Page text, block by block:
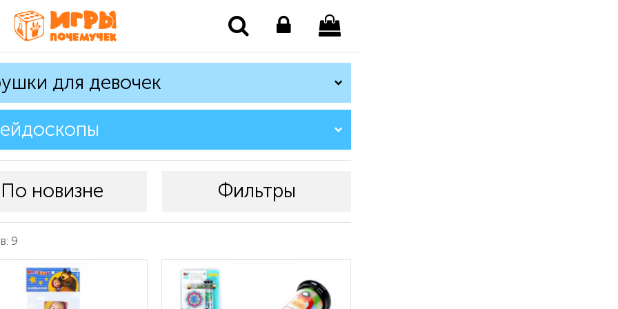
для девочек
По новизне Фильтры
9